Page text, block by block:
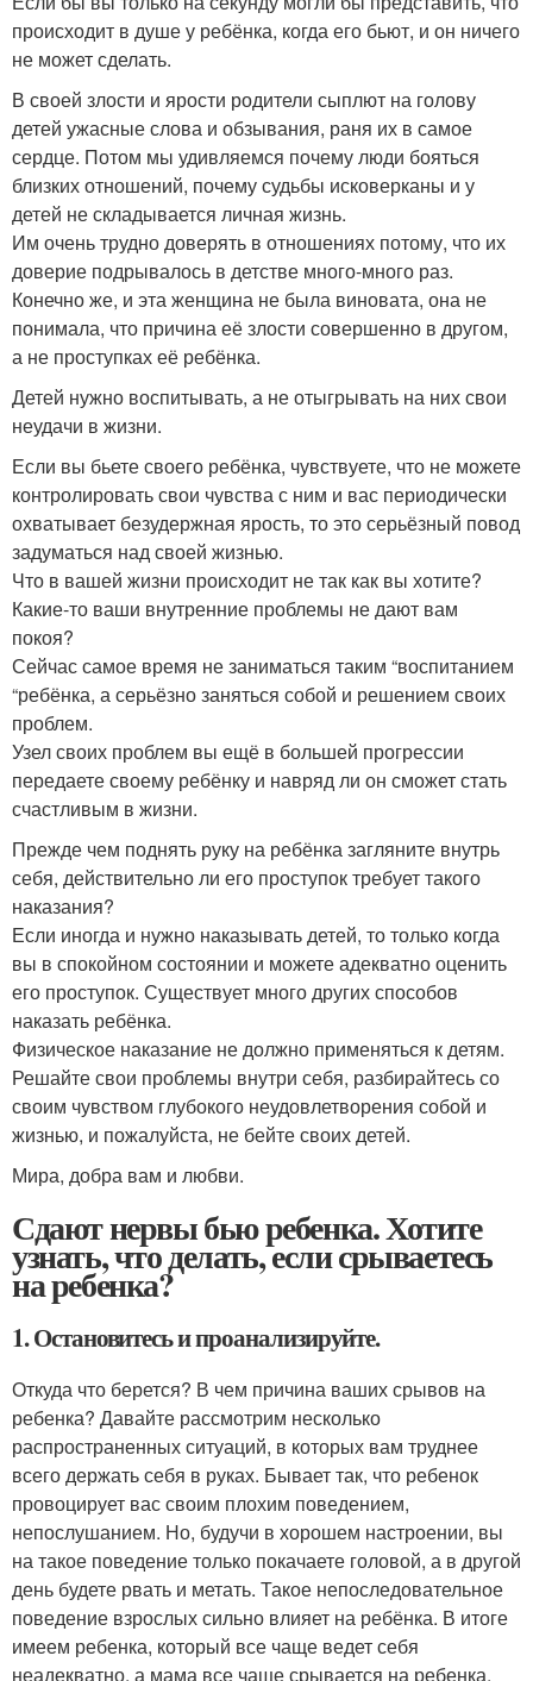
происходит в душе у ребёнка, когда его бьют, и он ничего
не может сделать.
В своей злости и ярости родители сыплют на голову
детей ужасные слова и обзывания, раня их в самое
сердце. Потом мы удивляемся почему люди бояться
близких отношений, почему судьбы исковерканы и у
детей не складывается личная жизнь.
Им очень трудно доверять в отношениях потому, что их
доверие подрывалось в детстве много-много раз.
Конечно же, и эта женщина не была виновата, она не
понимала, что причина её злости совершенно в другом,
а не проступках её ребёнка.
Детей нужно воспитывать, а не отыгрывать на них свои
неудачи в жизни.
Если вы бьете своего ребёнка, чувствуете, что не можете
контролировать свои чувства с ним и вас периодически
охватывает безудержная ярость, то это серьёзный повод
задуматься над своей жизнью.
Что в вашей жизни происходит не так как вы хотите?
Какие-то ваши внутренние проблемы не дают вам
покоя?
Сейчас самое время не заниматься таким “воспитанием
“ребёнка, а серьёзно заняться собой и решением своих
проблем.
Узел своих проблем вы ещё в большей прогрессии
передаете своему ребёнку и навряд ли он сможет стать
счастливым в жизни.
Прежде чем поднять руку на ребёнка загляните внутрь
себя, действительно ли его проступок требует такого
наказания?
Если иногда и нужно наказывать детей, то только когда
вы в спокойном состоянии и можете адекватно оценить
его проступок. Существует много других способов
наказать ребёнка.
Физическое наказание не должно применяться к детям.
Решайте свои проблемы внутри себя, разбирайтесь со
своим чувством глубокого неудовлетворения собой и
жизнью, и пожалуйста, не бейте своих детей.
Мира, добра вам и любви.
Сдают нервы бью ребенка. Хотите
узнать, что делать, если срываетесь
на ребенка?
1. Остановитесь и проанализируйте.
Откуда что берется? В чем причина ваших срывов на
ребенка? Давайте рассмотрим несколько
распространенных ситуаций, в которых вам труднее
всего держать себя в руках. Бывает так, что ребенок
провоцирует вас своим плохим поведением,
непослушанием. Но, будучи в хорошем настроении, вы
на такое поведение только покачаете головой, а в другой
день будете рвать и метать. Такое непоследовательное
поведение взрослых сильно влияет на ребёнка. В итоге
имеем ребенка, который все чаще ведет себя
неадекватно, а мама все чаще срывается на ребенка.